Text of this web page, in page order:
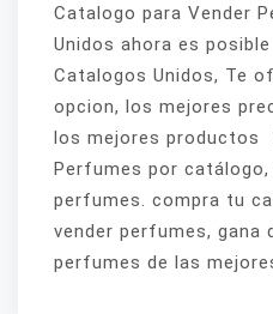
Catalogo para Vender
Unidos ahora es
Catalogos Unidos, Te
opcion, los mejores
los mejores productos
Perfumes por
perfumes. compra tu
vender perfumes, gana
perfumes de las